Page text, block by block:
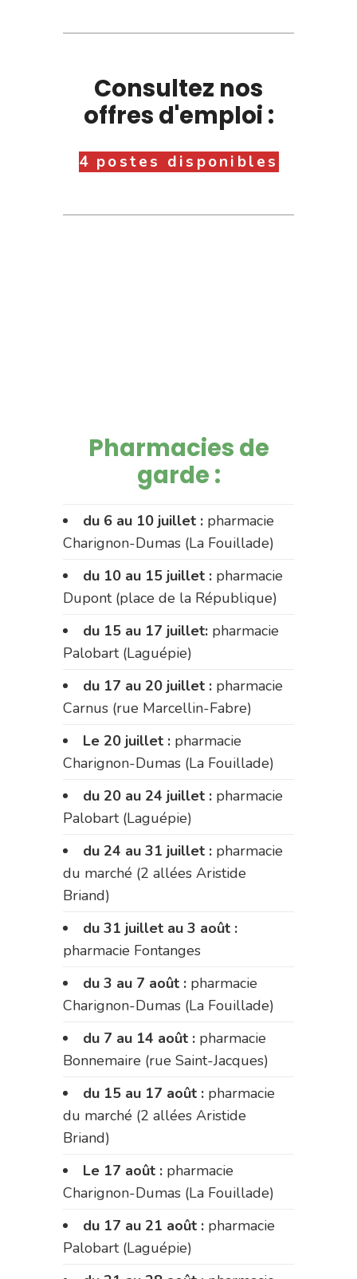
Consultez nos
offres d'emploi :
4 postes disponibles
Pharmacies de
garde :
du 6 au 10 juillet : pharmacie
Charignon-Dumas (La Fouillade)
du 10 au 15 juillet : pharmacie
Dupont (place de la République)
du 15 au 17 juillet: pharmacie
Palobart (Laguépie)
du 17 au 20 juillet : pharmacie
Carnus (rue Marcellin-Fabre)
Le 20 juillet : pharmacie
Charignon-Dumas (La Fouillade)
du 20 au 24 juillet : pharmacie
Palobart (Laguépie)
du 24 au 31 juillet : pharmacie
du marché (2 allées Aristide
Briand)
du 31 juillet au 3 août :
pharmacie Fontanges
du 3 au 7 août : pharmacie
Charignon-Dumas (La Fouillade)
du 7 au 14 août : pharmacie
Bonnemaire (rue Saint-Jacques)
du 15 au 17 août : pharmacie
du marché (2 allées Aristide
Briand)
Le 17 août : pharmacie
Charignon-Dumas (La Fouillade)
du 17 au 21 août : pharmacie
Palobart (Laguépie)